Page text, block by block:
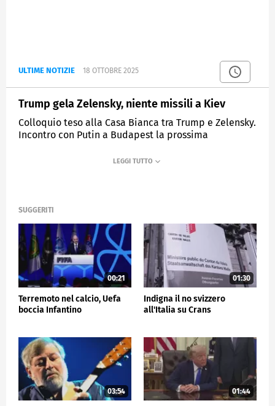
ULTIME NOTIZIE 18 OTTOBRE 2025
Trump gela Zelensky, niente missili a Kiev
Colloquio teso alla Casa Bianca tra Trump e Zelensky.
Incontro con Putin a Budapest la prossima
SUGGERITI
00:21
Terremoto nel calcio, Uefa
boccia Infantino
01:30
Indigna il no svizzero
all'Italia su Crans
03:54 01:44